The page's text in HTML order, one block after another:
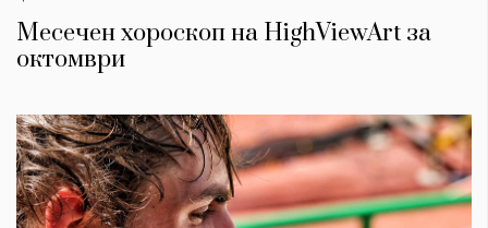
Месечен хороскоп на HighViewArt за
oктомври